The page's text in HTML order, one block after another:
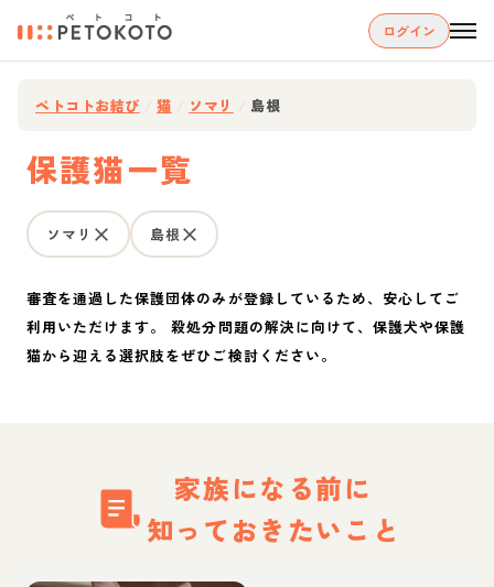
ログイン
ペトコトお結び 猫 ソマリ 島根
保護猫一覧
ソマリ 島根
審査を通過した保護団体のみが登録しているため、安心してご
利用いただけます。 殺処分問題の解決に向けて、保護犬や保護
猫から迎える選択肢をぜひご検討ください。
家族になる前に
知っておきたいこと